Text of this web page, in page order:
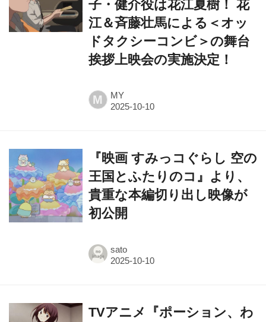
⼦・健介役は花江夏樹！ 花
江＆⻫藤壮⾺による＜オッ
ドタクシーコンビ＞の舞台
挨拶上映会の実施決定！
M MY
『映画 すみっコぐらし 空の
王国とふたりのコ』より、
貴重な本編切り出し映像が
初公開
sato
TVアニメ『ポーション、わ